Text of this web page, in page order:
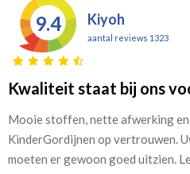
9.4 Kiyoh
aantal reviews 1323
Kwaliteit staat bij ons
Mooie stoffen, nette afwerking
KinderGordijnen op vertrouwen.
moeten er gewoon goed uitzien.